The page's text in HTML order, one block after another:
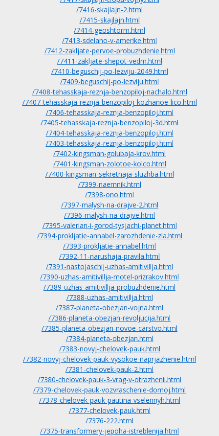
/7416-skajlajn-2.html
/7415-skajlajn.html
/7414-geoshtorm.html
/7413-sdelano-v-amerike.html
/7412-zakljate-pervoe-probuzhdenie.html
/7411-zakljate-shepot-vedm.html
/7410-beguschij-po-lezviju-2049.html
/7409-beguschij-po-lezviju.html
/7408-tehasskaja-reznja-benzopiloj-nachalo.html
/7407-tehasskaja-reznja-benzopiloj-kozhanoe-lico.html
/7406-tehasskaja-reznja-benzopiloj.html
/7405-tehasskaja-reznja-benzopiloj-3d.html
/7404-tehasskaja-reznja-benzopiloj.html
/7403-tehasskaja-reznja-benzopiloj.html
/7402-kingsman-golubaja-krov.html
/7401-kingsman-zolotoe-kolco.html
/7400-kingsman-sekretnaja-sluzhba.html
/7399-naemnik.html
/7398-ono.html
/7397-malysh-na-drajve-2.html
/7396-malysh-na-drajve.html
/7395-valerian-i-gorod-tysjachi-planet.html
/7394-prokljatie-annabel-zarozhdenie-zla.html
/7393-prokljatie-annabel.html
/7392-11-narushaja-pravila.html
/7391-nastojaschij-uzhas-amitivillja.html
/7390-uzhas-amitivillja-motel-prizrakov.html
/7389-uzhas-amitivillja-probuzhdenie.html
/7388-uzhas-amitivillja.html
/7387-planeta-obezjan-vojna.html
/7386-planeta-obezjan-revoljucija.html
/7385-planeta-obezjan-novoe-carstvo.html
/7384-planeta-obezjan.html
/7383-novyj-chelovek-pauk.html
/7382-novyj-chelovek-pauk-vysokoe-naprjazhenie.html
/7381-chelovek-pauk-2.html
/7380-chelovek-pauk-3-vrag-v-otrazhenii.html
/7379-chelovek-pauk-vozvraschenie-domoj.html
/7378-chelovek-pauk-pautina-vselennyh.html
/7377-chelovek-pauk.html
/7376-222.html
/7375-transformery-jepoha-istreblenija.html